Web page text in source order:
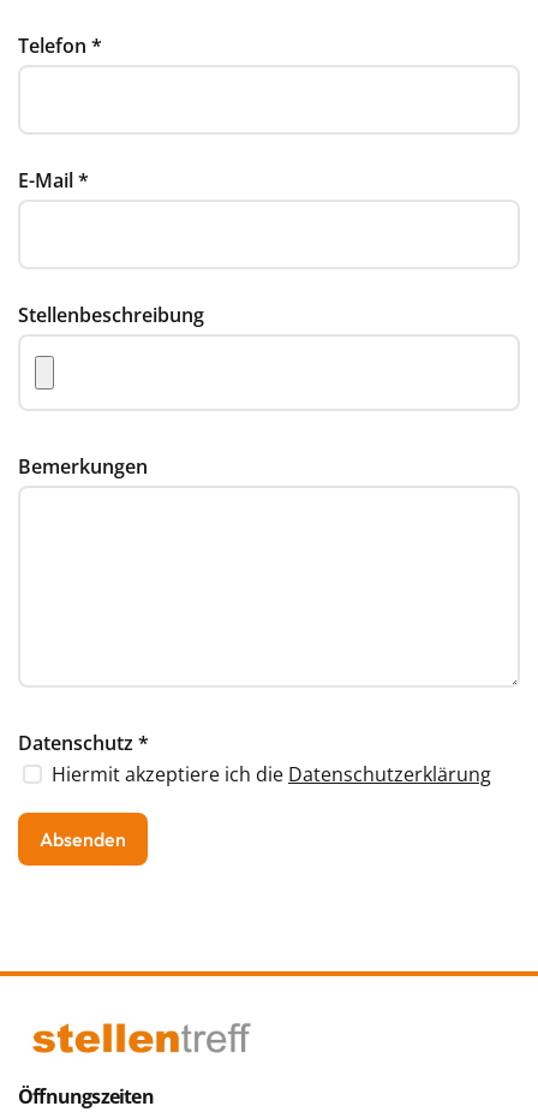
Telefon *
E-Mail*
Stellenbeschreibung
Bemerkungen
Datenschutz*
Hiermit akzeptiere ich die Datenschutzerklärung
Mitarbeiter ID
Öffnungszeiten